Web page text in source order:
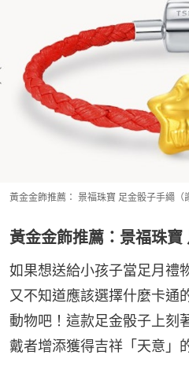
黃金金飾推薦： 景福珠寶 足金骰子手繩（
黃金金飾推薦：景福珠寶
如果想送給小孩子當足月禮
又不知道應該選擇什麼卡通
動物吧！這款足金骰子上刻
戴者增添獲得吉祥「天意」